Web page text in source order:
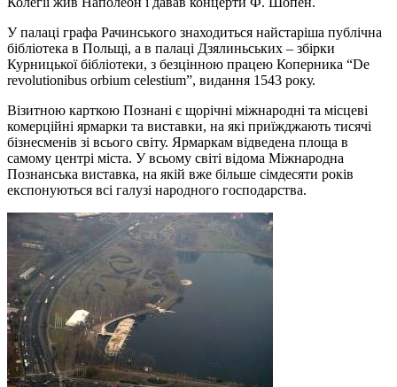
У палаці графа Рачинського знаходиться найстаріша публічна
бібліотека в Польщі, а в палаці Дзялиньських – збірки
Курницької бібліотеки, з безцінною працею Коперника “De
revolutionibus orbium celestium”, видання 1543 року.
Візитною карткою Познані є щорічні міжнародні та місцеві
комерційні ярмарки та виставки, на які приїжджають тисячі
бізнесменів зі всього світу. Ярмаркам відведена площа в
самому центрі міста. У всьому світі відома Міжнародна
Познанська виставка, на якій вже більше сімдесяти років
експонуються всі галузі народного господарства.